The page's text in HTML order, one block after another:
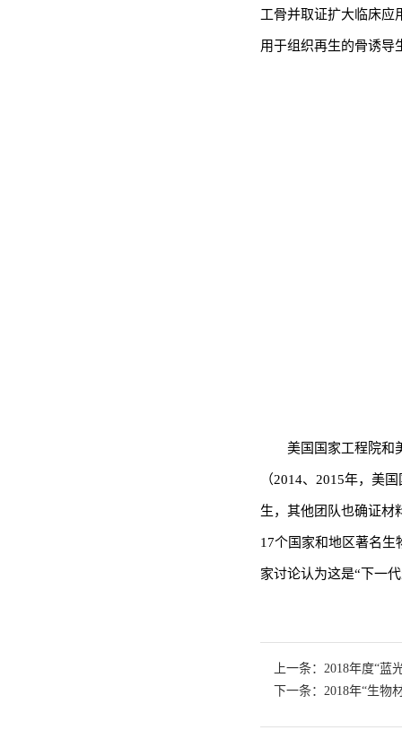
工骨并取证扩大临床应
用于组织再生的骨诱导
美国国家工程院和
（2014、2015年，美
生，其他团队也确证材
17个国家和地区著名生
家讨论认为这是“下一
上一条：2018年度“
下一条：2018年“生